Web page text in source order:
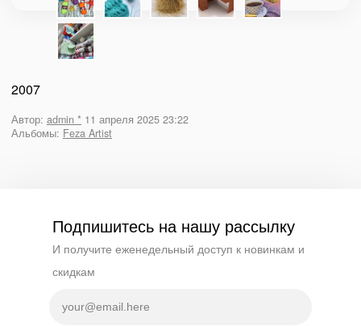
2007
Автор: admin * 11 апреля 2025 23:22
Альбомы: Feza Artist
Подпишитесь на нашу рассылку
И получите еженедельный доступ к новинкам и
скидкам